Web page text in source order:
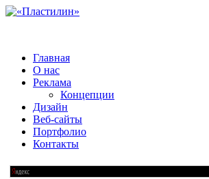
Главная
О нас
Реклама
Концепции
Дизайн
Веб-сайты
Портфолио
Контакты